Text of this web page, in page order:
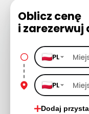
Oblicz cenę
i zarezerwuj
PL
PL
Dodaj